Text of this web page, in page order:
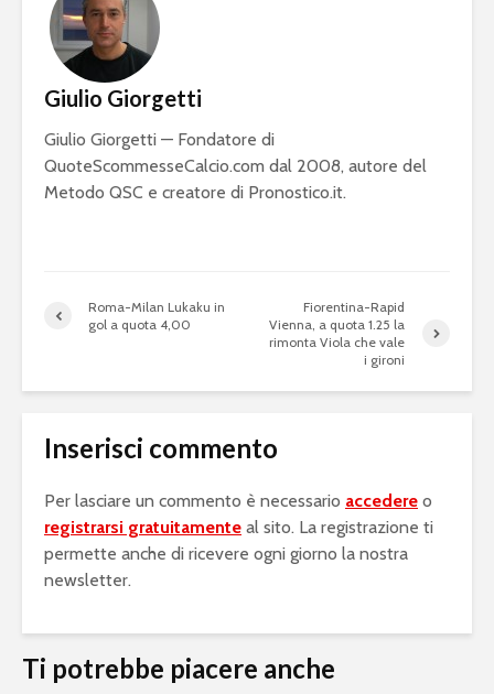
Giulio Giorgetti
Giulio Giorgetti — Fondatore di
QuoteScommesseCalcio.com dal 2008, autore del
Metodo QSC e creatore di Pronostico.it.
Roma-Milan Lukaku in
gol a quota 4,00
Fiorentina-Rapid
Vienna, a quota 1.25 la
rimonta Viola che vale
i gironi
Inserisci commento
Per lasciare un commento è necessario accedere o
registrarsi gratuitamente al sito. La registrazione ti
permette anche di ricevere ogni giorno la nostra
newsletter.
Ti potrebbe piacere anche